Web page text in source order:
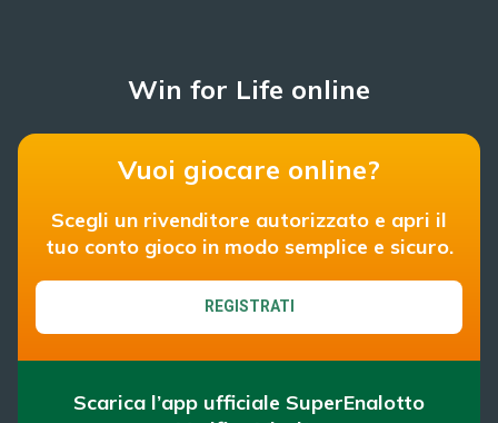
Win for Life online
Vuoi giocare online?
Scegli un rivenditore autorizzato e apri il
tuo conto gioco in modo semplice e sicuro.
REGISTRATI
Scarica l’app ufficiale SuperEnalotto